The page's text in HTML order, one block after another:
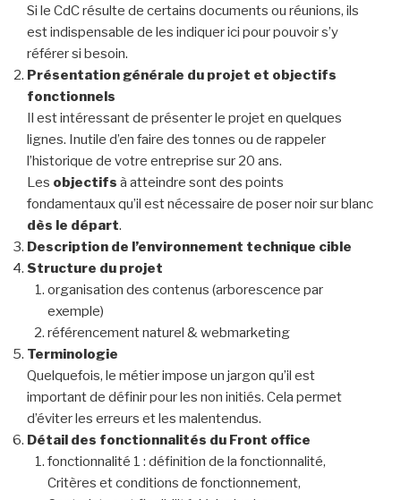
Si le CdC résulte de certains documents ou réunions, ils
est indispensable de les indiquer ici pour pouvoir s’y
référer si besoin.
Présentation générale du projet et objectifs
fonctionnels
Il est intéressant de présenter le projet en quelques
lignes. Inutile d’en faire des tonnes ou de rappeler
l’historique de votre entreprise sur 20 ans.
Les objectifs à atteindre sont des points
fondamentaux qu’il est nécessaire de poser noir sur blanc
dès le départ.
Description de l’environnement technique cible
Structure du projet
organisation des contenus (arborescence par
exemple)
référencement naturel & webmarketing
Terminologie
Quelquefois, le métier impose un jargon qu’il est
important de définir pour les non initiés. Cela permet
d’éviter les erreurs et les malentendus.
Détail des fonctionnalités du Front office
fonctionnalité 1 : définition de la fonctionnalité,
Critères et conditions de fonctionnement,